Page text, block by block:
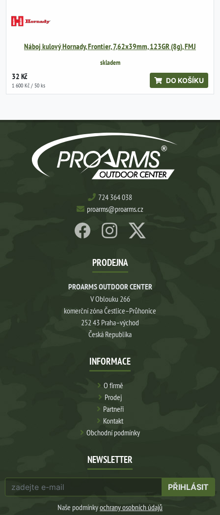
Náboj kulový Hornady, Frontier, 7,62x39mm, 123GR (8g), FMJ
skladem
32 Kč
1 600 Kč / 50 ks
DO KOŠÍKU
724 364 038
proarms@proarms.cz
PRODEJNA
PROARMS OUTDOOR CENTER
V Oblouku 266
komerční zóna Čestlice–Průhonice
252 43 Praha–východ
Česká Republika
INFORMACE
O firmě
Prodej
Partneři
Kontakt
Obchodní podmínky
NEWSLETTER
PŘIHLÁSIT
Naše podmínkyochrany osobních údajů